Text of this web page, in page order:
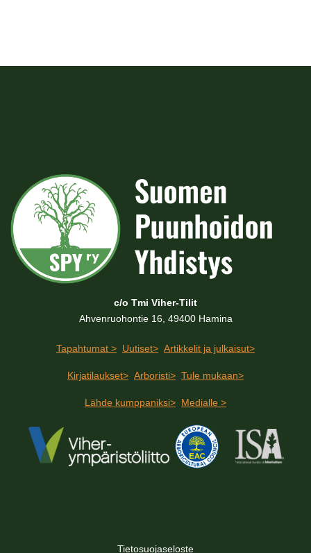
c/o Tmi Viher-Tilit
Ahvenruohontie 16, 49400 Hamina
Tapahtumat > Uutiset> Artikkelit ja julkaisut>
Kirjatilaukset> Arboristi> Tule mukaan>
Lähde kumppaniksi> Medialle >
Tietosuojaseloste